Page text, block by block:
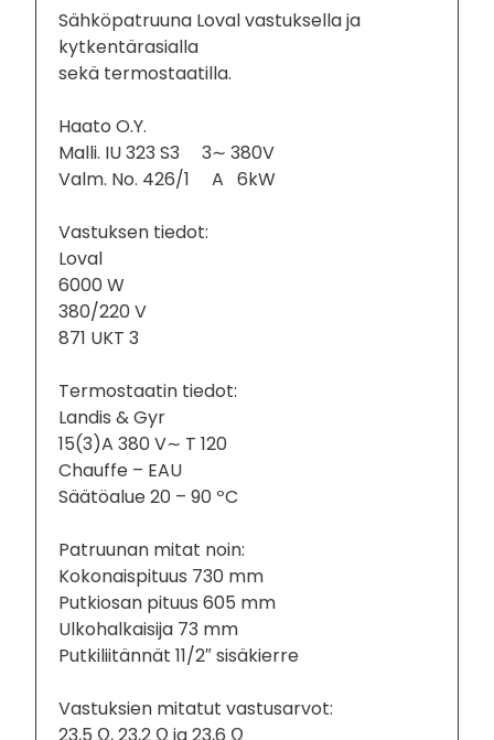
Sähköpatruuna Loval vastuksella ja
kytkentärasialla
sekä termostaatilla.
Haato O.Y.
Malli. IU 323 S3 3∼ 380V
Valm. No. 426/1 A 6kW
Vastuksen tiedot:
Loval
6000 W
380/220 V
871 UKT 3
Termostaatin tiedot:
Landis & Gyr
15(3)A 380 V∼ T 120
Chauffe – EAU
Säätöalue 20 – 90 ºC
Patruunan mitat noin:
Kokonaispituus 730 mm
Putkiosan pituus 605 mm
Ulkohalkaisija 73 mm
Putkiliitännät 11/2″ sisäkierre
Vastuksien mitatut vastusarvot:
23,5 Ω, 23,2 Ω ja 23,6 Ω